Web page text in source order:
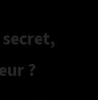
?